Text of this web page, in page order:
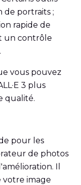
de portraits ;
rapide de
un contrôle
vous pouvez
3 plus
qualité.
pour les
de photos
Il
image